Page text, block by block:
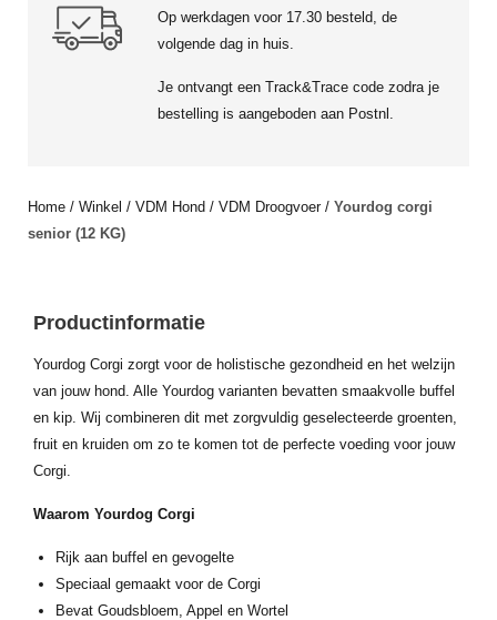
Op werkdagen voor 17.30 besteld, de
volgende dag in huis.
Je ontvangt een Track&Trace code zodra je
bestelling is aangeboden aan Postnl.
Home / Winkel / VDM Hond / VDM Droogvoer/ Yourdog corgi
senior (12 KG)
Productinformatie
Yourdog Corgi zorgt voor de holistische gezondheid en het welzijn
van jouw hond. Alle Yourdog varianten bevatten smaakvolle buffel
en kip. Wij combineren dit met zorgvuldig geselecteerde groenten,
fruit en kruiden om zo te komen tot de perfecte voeding voor jouw
Corgi.
Waarom Yourdog Corgi
Rijk aan buffel en gevogelte
Speciaal gemaakt voor de Corgi
Bevat Goudsbloem, Appel en Wortel